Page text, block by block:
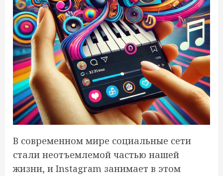
В современном мире социальные сети
стали неотъемлемой частью нашей
жизни, и Instagram занимает в этом